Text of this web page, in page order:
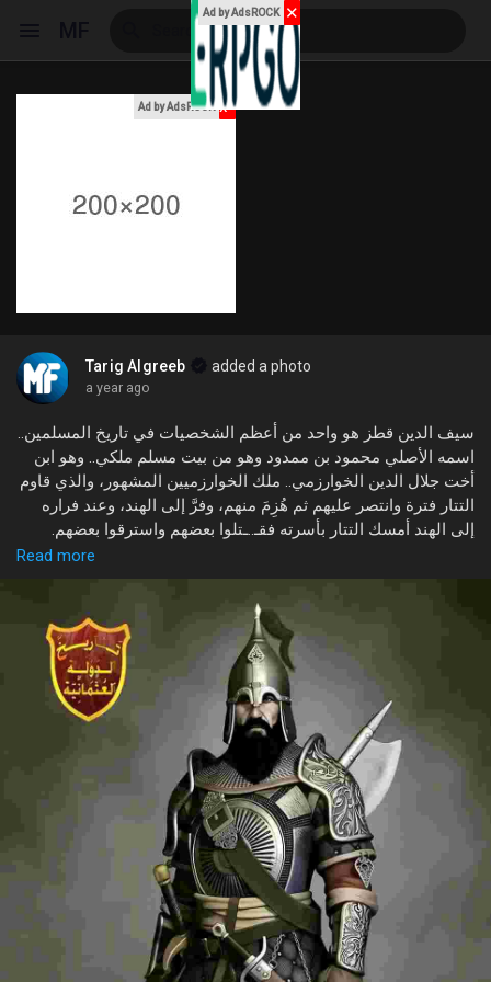
My Events
My Blogs
My Products
Discover Groups
Discover Pages
Ad by AdsROCK x
Tarig Algreeb added a photo
a year ago
سيف الدين قطز هو واحد من أعظم الشخصيات في تاريخ المسلمين..
اسمه الأصلي محمود بن ممدود وهو من بيت مسلم ملكي.. وهو ابن
أخت جلال الدين الخوارزمي.. ملك الخوارزميين المشهور، والذي قاوم
التتار فترة وانتصر عليهم ثم هُزِمَ منهم، وفرَّ إلى الهند، وعند فراره
إلى الهند أمسك التتار بأسرته فقـ..ـتلوا بعضهم واسترقوا بعضهم.
وكان محمود بن ممدود أحد أولئك الذين استرقَّهم التتار، وأطلقوا عليه
اسمًا مغوليًّا هو قطز، وهي كلمة تعني الكـ..ـلب الشرس، ويبدو أنه
كانت تبدو عليه من صغره علامات القوة والبأس، ثم باعه التتار في
أسواق الرقيق في دمشق واشتراه أحد الأيوبيين، وجاء به إلى مصر،
ثم انتقل من سيد إلى غيره حتى وصل في النهاية إلى الملك المعز عز
الدين أيبك ليصبح أكبر قواده كما رأينا.
وقطز رحمه الله كبقية المماليك نشأ على التربية الدينية، والحمية
الإسلامية، وتدرب منذ صغره على فنون الفروسية وأساليب القتال،
وأنواع الإدارة، وطرق القيادة.. فنشأ شابًّا فتيًّا أبيًّا محبًّا للدين معظمًا
له قويًا جلدًا صبورًا.. فإذا أضفت إلى ذلك كونه ولد في بيت ملكي،
وكانت طفولته طفولة الأمراء وهذا أعطاه ثقة كبيرة بنفسه، فإذا
أضفت إلى ذلك أن أسرته هلـ..ـكت تحت أقدام التتار وهذا -بلا شك-
جعله يفقه جيدًا مأساة التتار.
وليس من رأى كمن سمع.. كل هذه العوامل صنعت رجلاً ذا طراز خاص
جدًا، يستهين بالشدائد، ولا يرهب أعداءه مهما كثرت أعدادهم أو
Read more
Ad by AdsROCK ✕